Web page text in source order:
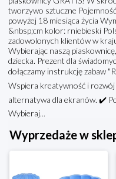
tworzywo sztuczne
powyżej 18 miesiąca życia
&nbsp;cm kolor: rniebieski
zadowolonych klientów w
Wybierając naszą
dziecka. Prezent dla
dołączamy instrukcję zabaw
Wspiera kreatywność i
alternatywa dla ekranów. ✔️
Wybieraj...
Wyprzedaże w